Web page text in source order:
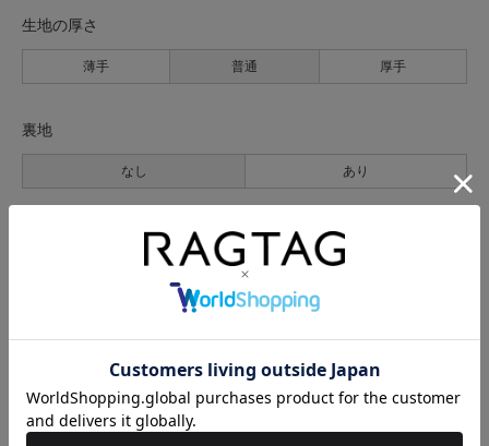
生地の厚さ
薄手 普通 厚手
裏地
なし あり
伸縮性
なし あり